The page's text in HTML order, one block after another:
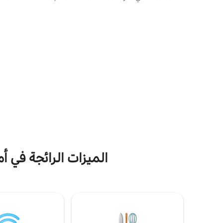
عند غروب الشمس. غرفة نوم مزدوجة مريحة
المتداخل
الميزات الرائجة في